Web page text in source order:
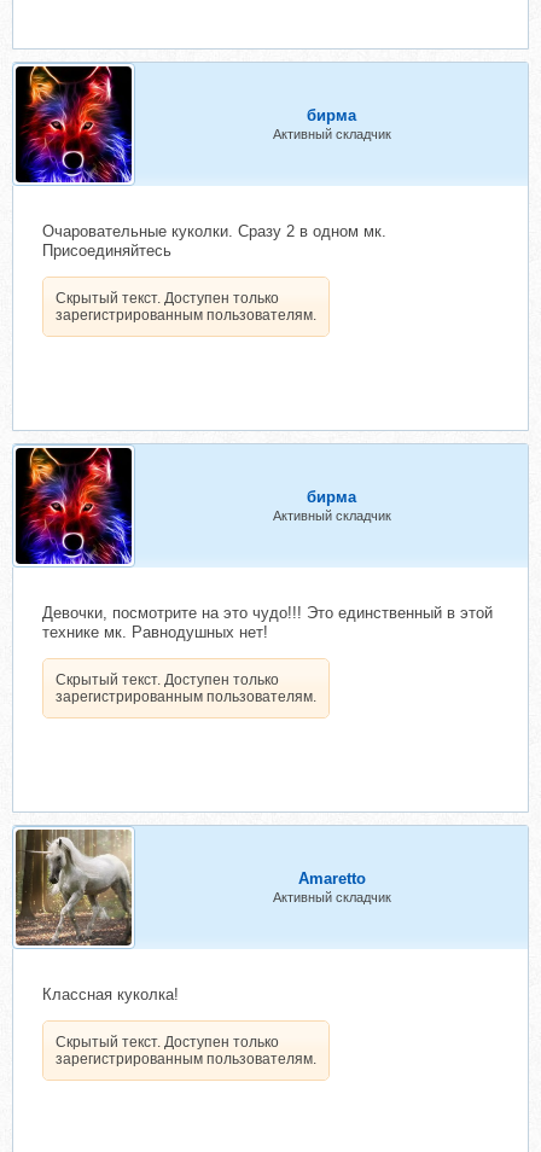
бирма
Активный складчик
Очаровательные куколки. Сразу 2 в одном мк.
Присоединяйтесь
Скрытый текст. Доступен только
зарегистрированным пользователям.
бирма
Активный складчик
Девочки, посмотрите на это чудо!!! Это единственный в этой
технике мк. Равнодушных нет!
Скрытый текст. Доступен только
зарегистрированным пользователям.
Amaretto
Активный складчик
Классная куколка!
Скрытый текст. Доступен только
зарегистрированным пользователям.